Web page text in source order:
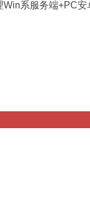
系服务端+PC